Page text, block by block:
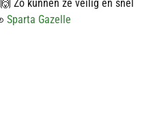
Zo kunnen ze veilig en snel
Sparta Gazelle